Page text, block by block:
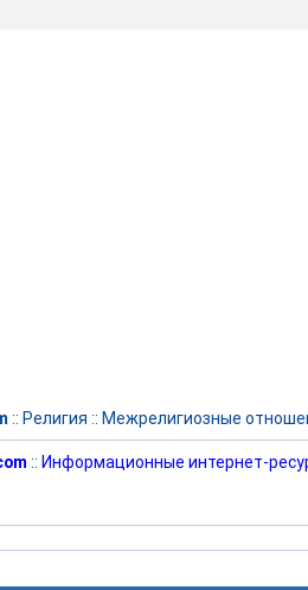
:: Религия :: Межрелигиозные
:: Информационные интернет-